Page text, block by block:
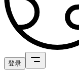
登录